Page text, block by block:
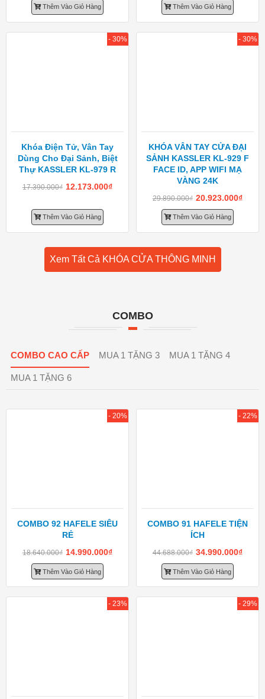
Thêm Vào Giỏ Hàng Thêm Vào Giỏ Hàng
Khóa Điện Tử, Vân Tay
Dùng Cho Đại Sảnh, Biệt
Thự KASSLER KL-979 R
17.390.000₫ 12.173.000₫
Thêm Vào Giỏ Hàng
- 30%
KHÓA VÂN TAY CỬA ĐẠI
SẢNH KASSLER KL-929 F
FACE ID, APP WIFI MẠ
VÀNG 24K
29.890.000₫ 20.923.000₫
Thêm Vào Giỏ Hàng
- 30%
Xem Tất Cả KHÓA CỬA THÔNG MINH
COMBO
COMBO CAO CẤP MUA 1 TẶNG 3 MUA 1 TẶNG 4
MUA 1 TẶNG 6
COMBO 92 HAFELE SIÊU
RẺ
18.640.000₫ 14.990.000₫
Thêm Vào Giỏ Hàng
- 20%
COMBO 91 HAFELE TIỆN
ÍCH
44.688.000₫ 34.990.000₫
Thêm Vào Giỏ Hàng
- 22%
- 23% - 29%